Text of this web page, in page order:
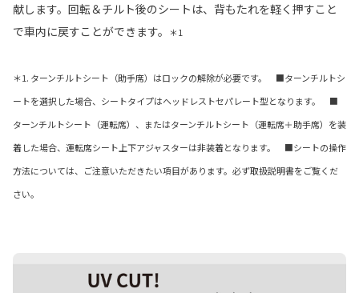
献します。回転＆チルト後のシートは、背もたれを軽く押すこと
で車内に戻すことができます。
＊1
＊1. ターンチルトシート（助手席）はロックの解除が必要です。 ■ターンチルトシ
ートを選択した場合、シートタイプはヘッドレストセパレート型となります。 ■
ターンチルトシート（運転席）、またはターンチルトシート（運転席＋助手席）を装
着した場合、運転席シート上下アジャスターは非装着となります。 ■シートの操作
方法については、ご注意いただきたい項目があります。必ず取扱説明書をご覧くだ
さい。